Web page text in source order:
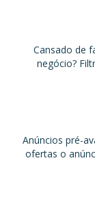
Cansado de
negócio?
Anúncios pré-
ofertas o